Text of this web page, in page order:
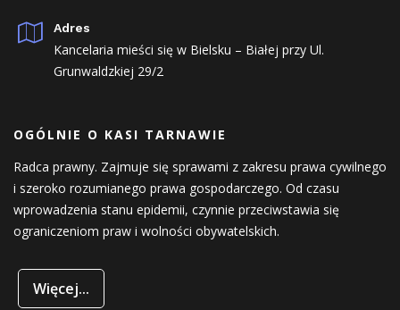
Adres
Kancelaria mieści się w Bielsku – Białej przy Ul.
Grunwaldzkiej 29/2
OGÓLNIE O KASI TARNAWIE
Radca prawny. Zajmuje się sprawami z zakresu prawa cywilnego
i szeroko rozumianego prawa gospodarczego. Od czasu
wprowadzenia stanu epidemii, czynnie przeciwstawia się
ograniczeniom praw i wolności obywatelskich.
Więcej...